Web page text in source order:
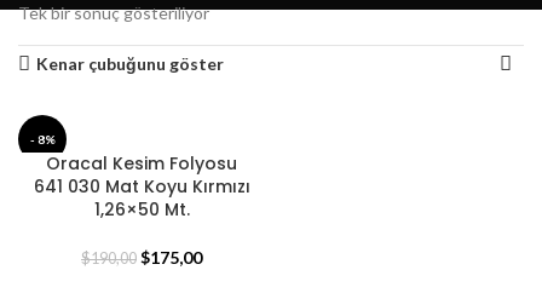
Tek bir sonuç gösteriliyor
Kenar çubuğunu göster
- 8%
Oracal Kesim Folyosu
641 030 Mat Koyu Kırmızı
1,26×50 Mt.
$190,00 $175,00